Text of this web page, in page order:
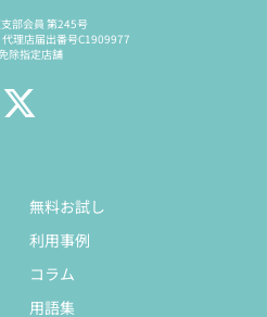
部会員 第245号
理店届出番号C1909977
除指定店舗
無料お試し
利用事例
コラム
用語集